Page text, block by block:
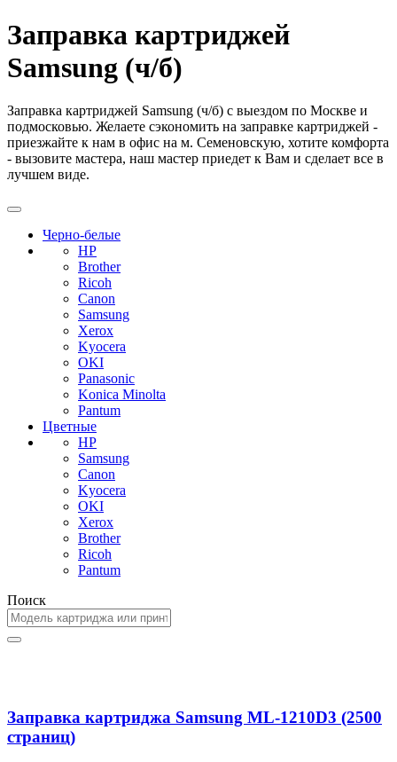
Заправка картриджей
Samsung (ч/б)
Заправка картриджей Samsung (ч/б) с выездом по Москве и
подмосковью. Желаете сэкономить на заправке картриджей -
приезжайте к нам в офис на м. Семеновскую, хотите комфорта
- вызовите мастера, наш мастер приедет к Вам и сделает все в
лучшем виде.
Черно-белые
HP
Brother
Ricoh
Canon
Samsung
Xerox
Kyocera
OKI
Panasonic
Konica Minolta
Pantum
Цветные
HP
Samsung
Canon
Kyocera
OKI
Xerox
Brother
Ricoh
Pantum
Поиск
Заправка картриджа Samsung ML-1210D3 (2500
страниц)